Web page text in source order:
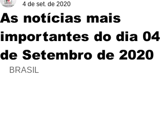
As notícias mais
importantes do dia 04
de Setembro de 2020
4 de set. de 2020
BRASIL